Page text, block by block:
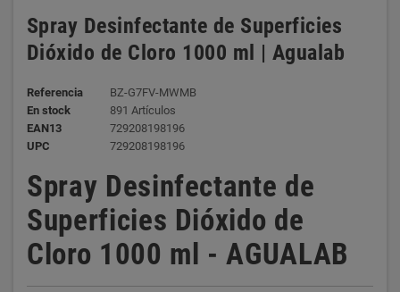
Spray Desinfectante de Superficies
Dióxido de Cloro 1000 ml | Agualab
Referencia
BZ-G7FV-MWMB
En stock
891 Artículos
EAN13
729208198196
UPC
729208198196
Spray Desinfectante de
Superficies Dióxido de
Cloro 1000 ml - AGUALAB